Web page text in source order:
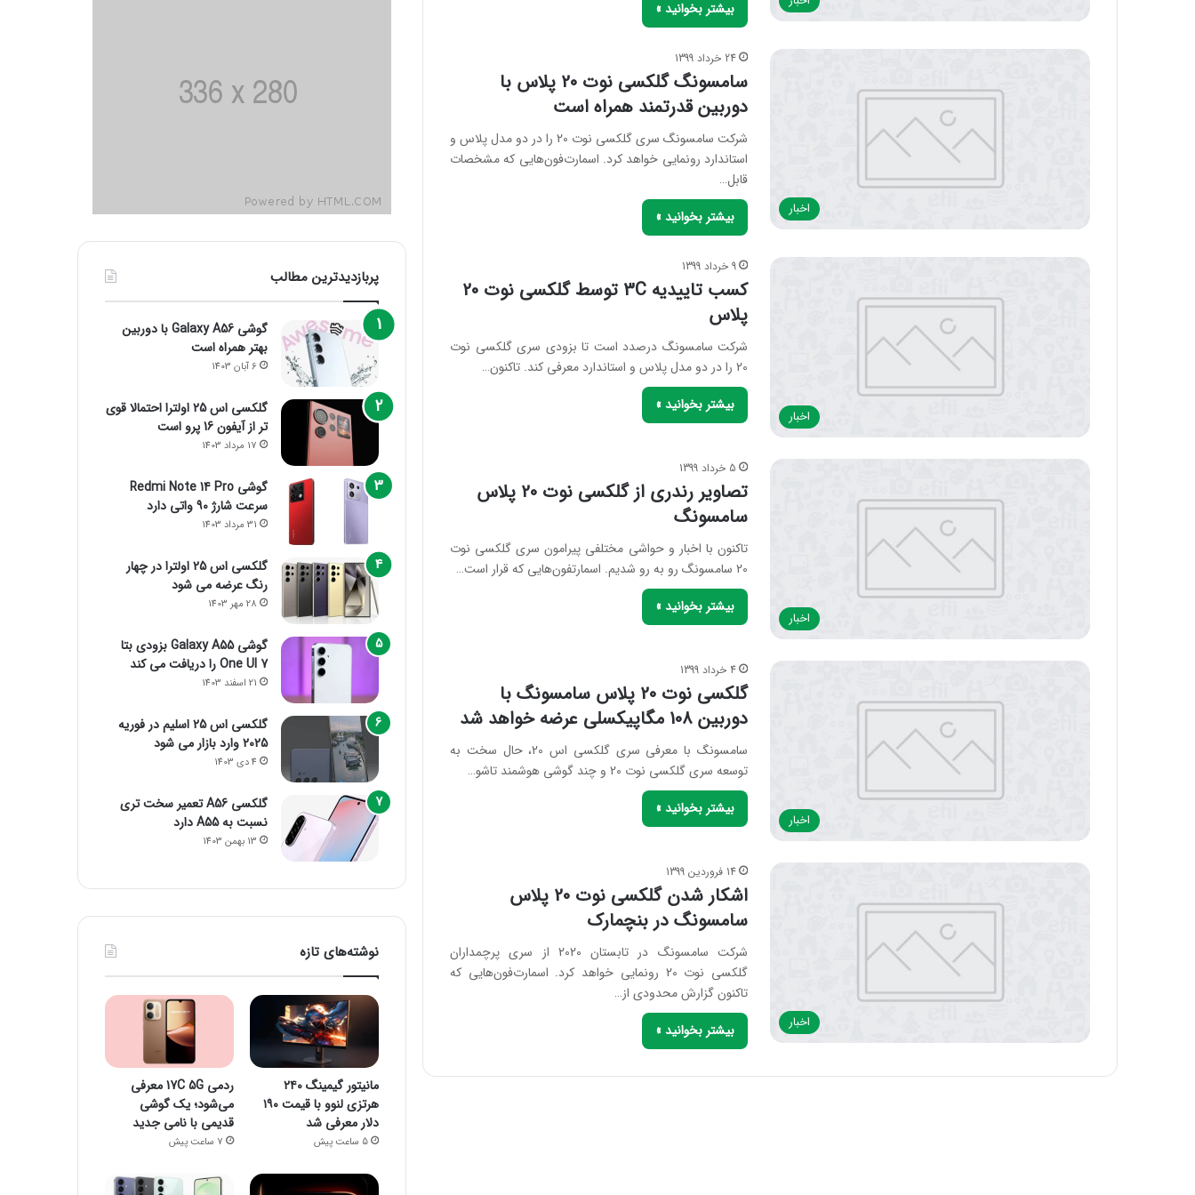
بیشتر بخوانید »
اخبار
24 خرداد 1399
سامسونگ گلکسی نوت 20 پلاس با
دوربین قدرتمند همراه است
شرکت سامسونگ سری گلکسی نوت 20 را در دو مدل پلاس و
استاندارد رونمایی خواهد کرد. اسمارت‌فون‌هایی که مشخصات
قابل…
بیشتر بخوانید »
اخبار
9 خرداد 1399
کسب تاییدیه 3C توسط گلکسی نوت 20
پلاس
شرکت سامسونگ درصدد است تا بزودی سری گلکسی نوت
20 را در دو مدل پلاس و استاندارد معرفی کند. تاکنون…
بیشتر بخوانید »
اخبار
5 خرداد 1399
تصاویر رندری از گلکسی نوت 20 پلاس
سامسونگ
تاکنون با اخبار و حواشی مختلفی پیرامون سری گلکسی نوت
20 سامسونگ رو به رو شدیم. اسمارتفون‌هایی که قرار است…
بیشتر بخوانید »
اخبار
4 خرداد 1399
گلکسی نوت 20 پلاس سامسونگ با
دوربین 108 مگاپیکسلی عرضه خواهد شد
سامسونگ با معرفی سری گلکسی اس 20، حال سخت به
توسعه سری گلکسی نوت 20 و چند گوشی هوشمند تاشو…
بیشتر بخوانید »
اخبار
14 فروردین 1399
اشکار شدن گلکسی نوت 20 پلاس
سامسونگ در بنچمارک
شرکت سامسونگ در تابستان 2020 از سری پرچمداران
گلکسی نوت 20 رونمایی خواهد کرد. اسمارت‌فون‌هایی که
تاکنون گزارش محدودی از…
بیشتر بخوانید »
پربازدیدترین مطالب
گوشی Galaxy A56 با دوربین
بهتر همراه است
6 آبان 1403
گلکسی اس 25 اولترا احتمالا قوی
تر از آیفون 16 پرو است
17 مرداد 1403
گوشی Redmi Note 14 Pro
سرعت شارژ 90 واتی دارد
31 مرداد 1403
گلکسی اس 25 اولترا در چهار
رنگ عرضه می شود
28 مهر 1403
گوشی Galaxy A55 بزودی بتا
One UI 7 را دریافت می کند
21 اسفند 1403
گلکسی اس 25 اسلیم در فوریه
2025 وارد بازار می شود
4 دی 1403
گلکسی A56 تعمیر سخت تری
نسبت به A55 دارد
13 بهمن 1403
نوشته‌های تازه
مانیتور گیمینگ ۲۴۰
هرتزی لنوو با قیمت ۱۹۰
دلار معرفی شد
5 ساعت پیش
ردمی 17C 5G معرفی
می‌شود؛ یک گوشی
قدیمی با نامی جدید
7 ساعت پیش